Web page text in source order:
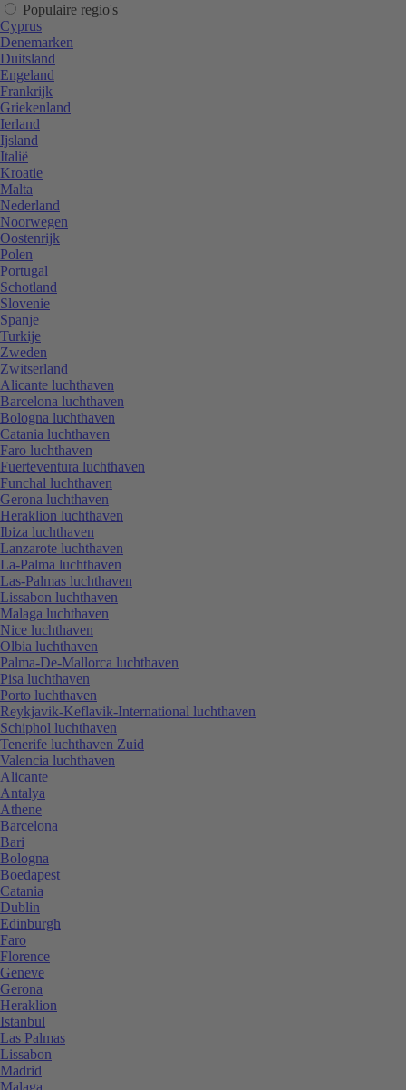
Populaire regio's
Cyprus
Denemarken
Duitsland
Engeland
Frankrijk
Griekenland
Ierland
Ijsland
Italië
Kroatie
Malta
Nederland
Noorwegen
Oostenrijk
Polen
Portugal
Schotland
Slovenie
Spanje
Turkije
Zweden
Zwitserland
Alicante luchthaven
Barcelona luchthaven
Bologna luchthaven
Catania luchthaven
Faro luchthaven
Fuerteventura luchthaven
Funchal luchthaven
Gerona luchthaven
Heraklion luchthaven
Ibiza luchthaven
Lanzarote luchthaven
La-Palma luchthaven
Las-Palmas luchthaven
Lissabon luchthaven
Malaga luchthaven
Nice luchthaven
Olbia luchthaven
Palma-De-Mallorca luchthaven
Pisa luchthaven
Porto luchthaven
Reykjavik-Keflavik-International luchthaven
Schiphol luchthaven
Tenerife luchthaven Zuid
Valencia luchthaven
Alicante
Antalya
Athene
Barcelona
Bari
Bologna
Boedapest
Catania
Dublin
Edinburgh
Faro
Florence
Geneve
Gerona
Heraklion
Istanbul
Las Palmas
Lissabon
Madrid
Malaga